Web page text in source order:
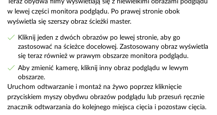
w lewej części monitora podglądu. Po prawej stronie obok
wyświetla się szerszy obraz ścieżki master.
Kliknij jeden z dwóch obrazów po lewej stronie, aby go
zastosować na ścieżce docelowej. Zastosowany obraz wyświetla
się teraz również w prawym obszarze monitora podglądu.
Aby zmienić kamerę, kliknij inny obraz podglądu w lewym
obszarze.
Uruchom odtwarzanie i montaż na żywo poprzez kliknięcie
przyciskiem myszy obydwu obrazów podglądu lub przesuń ręcznie
znacznik odtwarzania do kolejnego miejsca cięcia i pozostaw cięcia.